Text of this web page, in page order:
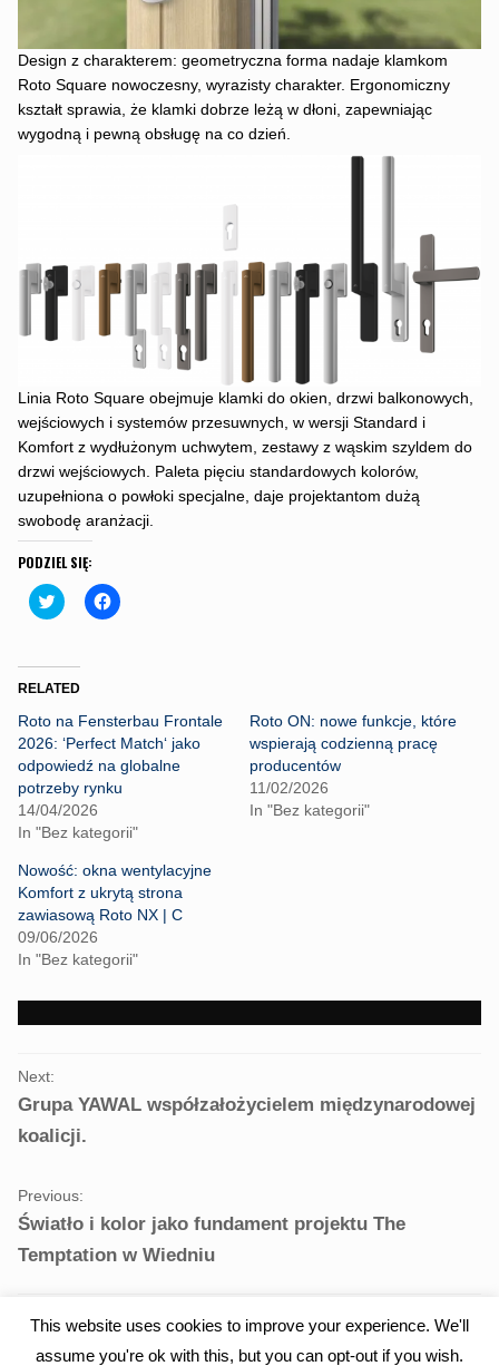
Design z charakterem: geometryczna forma nadaje klamkom
Roto Square nowoczesny, wyrazisty charakter. Ergonomiczny
kształt sprawia, że klamki dobrze leżą w dłoni, zapewniając
wygodną i pewną obsługę na co dzień.
Linia Roto Square obejmuje klamki do okien, drzwi balkonowych,
wejściowych i systemów przesuwnych, w wersji Standard i
Komfort z wydłużonym uchwytem, zestawy z wąskim szyldem do
drzwi wejściowych. Paleta pięciu standardowych kolorów,
uzupełniona o powłoki specjalne, daje projektantom dużą
swobodę aranżacji.
PODZIEL SIĘ:
C
l
t
o
h
a
r
o
n
T
w
i
e
r
(
O
p
e
n
n
d
w
C
l
h
a
r
o
n
c
o
o
k
(
e
i
n
RELATED
Roto na Fensterbau Frontale
2026: ‘Perfect Match‘ jako
odpowiedź na globalne
potrzeby rynku
14/04/2026
In "Bez kategorii"
Roto ON: nowe funkcje, które
wspierają codzienną pracę
producentów
11/02/2026
In "Bez kategorii"
Nowość: okna wentylacyjne
Komfort z ukrytą strona
zawiasową Roto NX | C
09/06/2026
In "Bez kategorii"
PORTFOLIO
NAVIGATION
Previous:
Światło i kolor jako fundament projektu The
Temptation w Wiedniu
Next:
Grupa YAWAL współzałożycielem międzynarodowej
koalicji.
This website uses cookies to improve your experience. We'll
assume you're ok with this, but you can opt-out if you wish.